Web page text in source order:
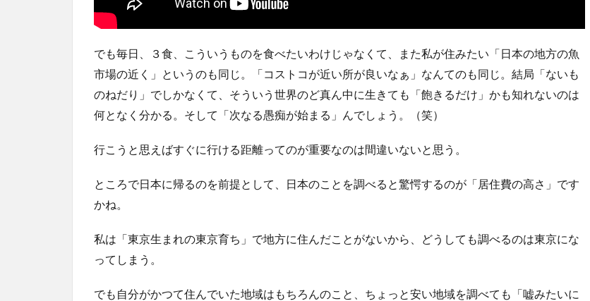
でも毎日、３食、こういうものを食べたいわけじゃなくて、また私が住みたい「日本の地方の魚
市場の近く」というのも同じ。「コストコが近い所が良いなぁ」なんてのも同じ。結局「ないも
のねだり」でしかなくて、そういう世界のど真ん中に生きても「飽きるだけ」かも知れないのは
何となく分かる。そして「次なる愚痴が始まる」んでしょう。（笑）
行こうと思えばすぐに行ける距離ってのが重要なのは間違いないと思う。
ところで日本に帰るのを前提として、日本のことを調べると驚愕するのが「居住費の高さ」です
かね。
私は「東京生まれの東京育ち」で地方に住んだことがないから、どうしても調べるのは東京にな
ってしまう。
でも自分がかつて住んでいた地域はもちろんのこと、ちょっと安い地域を調べても「嘘みたいに